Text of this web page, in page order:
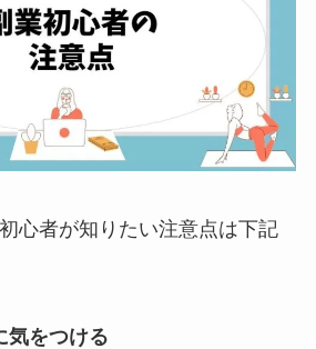
心者が知りたい注意点は下記
気をつける